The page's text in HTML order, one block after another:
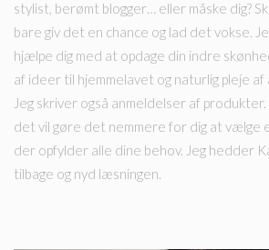
stylist, berømt blogger… eller måske dig?
bare giv det en chance og lad det vokse.
hjælpe dig med at opdage din indre
af ideer til hjemmelavet og naturlig pleje af
Jeg skriver også anmeldelser af
det vil gøre det nemmere for dig at vælge
der opfylder alle dine behov. Jeg hedder
tilbage og nyd læsningen.